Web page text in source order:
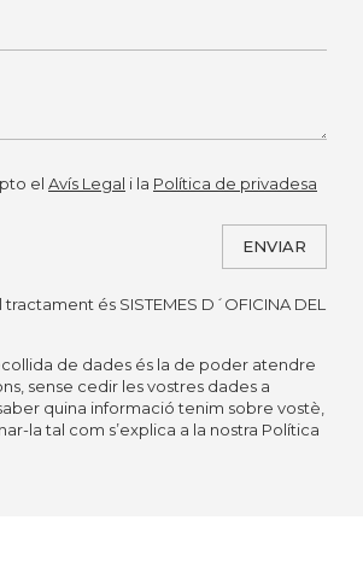
el Avís Legal i la Política de privadesa
ENVIAR
és SISTEMES D´OFICINA DEL
de dades és la de poder atendre
sense cedir les vostres dades a
quina informació tenim sobre vostè,
la tal com s’explica a la nostra Política